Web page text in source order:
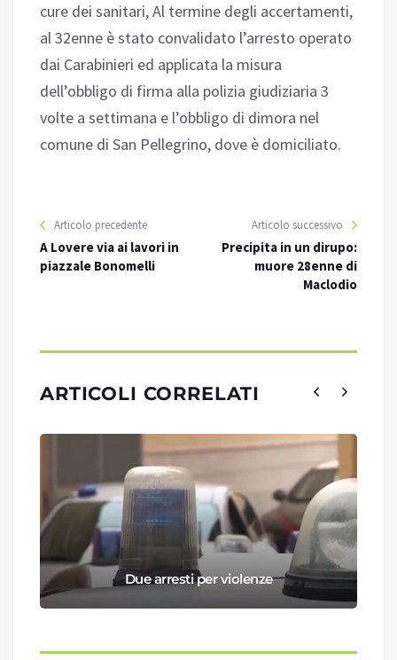
cure dei sanitari, Al termine degli accertamenti,
al 32enne è stato convalidato l’arresto operato
dai Carabinieri ed applicata la misura
dell’obbligo di firma alla polizia giudiziaria 3
volte a settimana e l’obbligo di dimora nel
comune di San Pellegrino, dove è domiciliato.
Articolo precedente
A Lovere via ai lavori in
piazzale Bonomelli
Articolo successivo
Precipita in un dirupo:
muore 28enne di
Maclodio
ARTICOLI CORRELATI
Due arresti per violenze